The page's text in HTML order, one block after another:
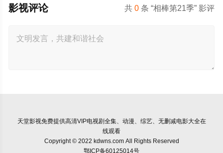
共0 条 “相棒第21季” 影评
影视评论
天堂影视免费提供高清VIP电视剧全集、动漫、综艺、无删减电影大全在
线观看
Copyright © 2022 kdwns.com All Rights Reserved
鄂ICP备60125014号